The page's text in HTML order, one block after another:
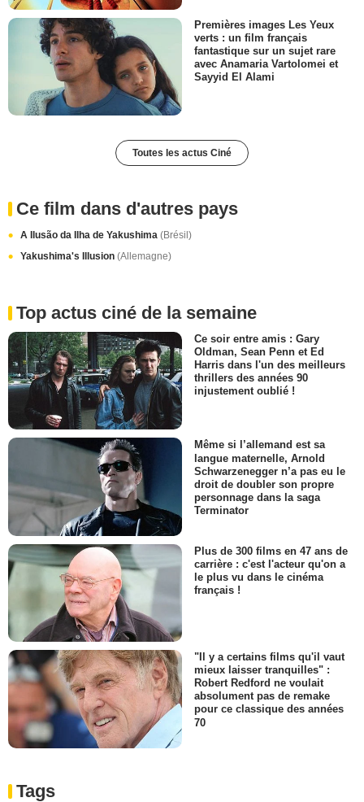
Premières images Les Yeux
verts : un film français
fantastique sur un sujet rare
avec Anamaria Vartolomei et
Sayyid El Alami
Toutes les actus Ciné
Ce film dans d'autres pays
A Ilusão da Ilha de Yakushima (Brésil)
Yakushima's Illusion (Allemagne)
Top actus ciné de la semaine
Ce soir entre amis : Gary
Oldman, Sean Penn et Ed
Harris dans l'un des meilleurs
thrillers des années 90
injustement oublié !
Même si l’allemand est sa
langue maternelle, Arnold
Schwarzenegger n’a pas eu le
droit de doubler son propre
personnage dans la saga
Terminator
Plus de 300 films en 47 ans de
carrière : c'est l'acteur qu'on a
le plus vu dans le cinéma
français !
"Il y a certains films qu'il vaut
mieux laisser tranquilles" :
Robert Redford ne voulait
absolument pas de remake
pour ce classique des années
70
Tags